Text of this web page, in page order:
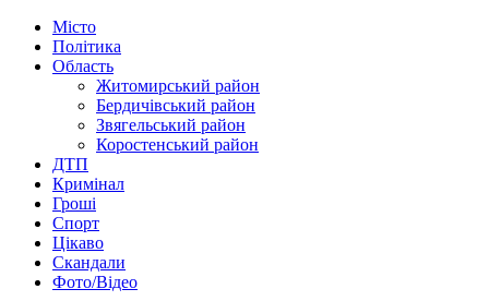
Місто
Політика
Область
Житомирський район
Бердичівський район
Звягельський район
Коростенський район
ДТП
Кримінал
Гроші
Спорт
Цікаво
Скандали
Фото/Відео